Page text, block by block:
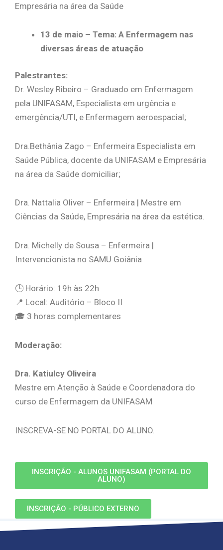
Empresária na área da Saúde
13 de maio – Tema: A Enfermagem nas
diversas áreas de atuação
Palestrantes:
Dr. Wesley Ribeiro – Graduado em Enfermagem
pela UNIFASAM, Especialista em urgência e
emergência/UTI, e Enfermagem aeroespacial;
Dra.Bethânia Zago – Enfermeira Especialista em
Saúde Pública, docente da UNIFASAM e Empresária
na área da Saúde domiciliar;
Dra. Nattalia Oliver – Enfermeira | Mestre em
Ciências da Saúde, Empresária na área da estética.
Dra. Michelly de Sousa – Enfermeira |
Intervencionista no SAMU Goiânia
🕒 Horário: 19h às 22h
📍 Local: Auditório – Bloco II
🎓 3 horas complementares
Moderação:
Dra. Katiulcy Oliveira
Mestre em Atenção à Saúde e Coordenadora do
curso de Enfermagem da UNIFASAM
INSCREVA-SE NO PORTAL DO ALUNO.
INSCRIÇÃO - ALUNOS UNIFASAM (PORTAL DO
ALUNO)
INSCRIÇÃO - PÚBLICO EXTERNO